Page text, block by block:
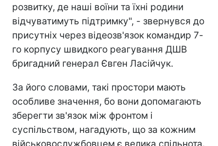
розвитку, де наші воїни та їхні родини
відчуватимуть підтримку", - звернувся до
присутніх через відеозв'язок командир 7-
го корпусу швидкого реагування ДШВ
бригадний генерал Євген Ласійчук.
За його словами, такі простори мають
особливе значення, бо вони допомагають
зберегти зв'язок між фронтом і
суспільством, нагадують, що за кожним
військовослужбовцем є велика спільнота.